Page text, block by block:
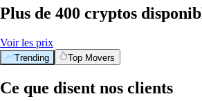
Plus de 400 cryptos
Voir les prix
Trending Top Movers
Ce que disent nos clients